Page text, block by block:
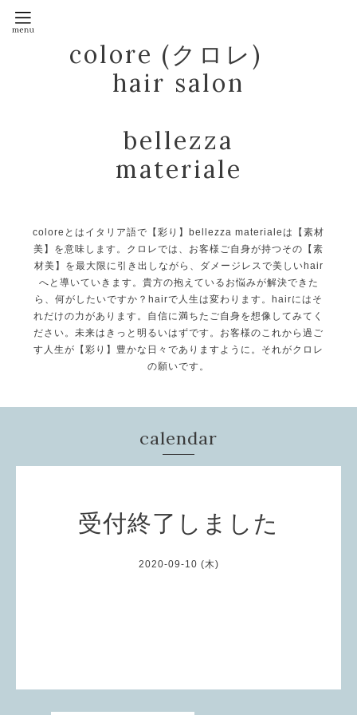
colore (クロレ)
hair salon
bellezza
materiale
coloreとはイタリア語で【彩り】bellezza materialeは【素材
美】を意味します。クロレでは、お客様ご自身が持つその【素
材美】を最大限に引き出しながら、ダメージレスで美しいhair
へと導いていきます。貴方の抱えているお悩みが解決できた
ら、何がしたいですか？hairで人生は変わります。hairにはそ
れだけの力があります。自信に満ちたご自身を想像してみてく
ださい。未来はきっと明るいはずです。お客様のこれから過ご
す人生が【彩り】豊かな日々でありますように。それがクロレ
の願いです。
calendar
受付終了しました
2020-09-10 (木)